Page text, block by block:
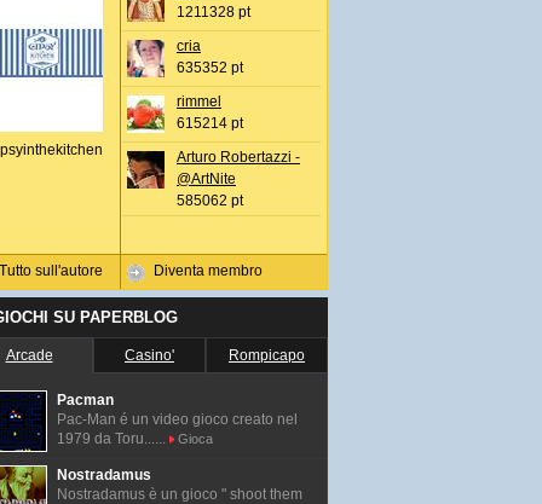
Tutto sull'autore
1211328 pt
cria
635352 pt
rimmel
615214 pt
Arturo Robertazzi -
@ArtNite
585062 pt
Diventa membro
SU PAPERBLOG
Arcade Casino' Rompicapo
Pacman
Pac-Man é un video gioco creato nel
1979 da Toru......
Gioca
Nostradamus
Nostradamus è un gioco " shoot them